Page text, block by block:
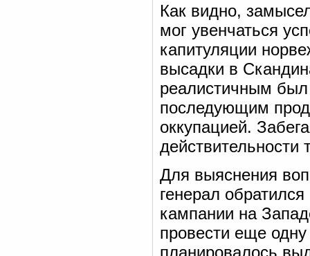
Как видно,
мог увенчаться
капитуляции
высадки в
реалистичным
последующим
оккупацией.
действительности
Для выяснения
генерал
кампании на
провести еще
планировалось